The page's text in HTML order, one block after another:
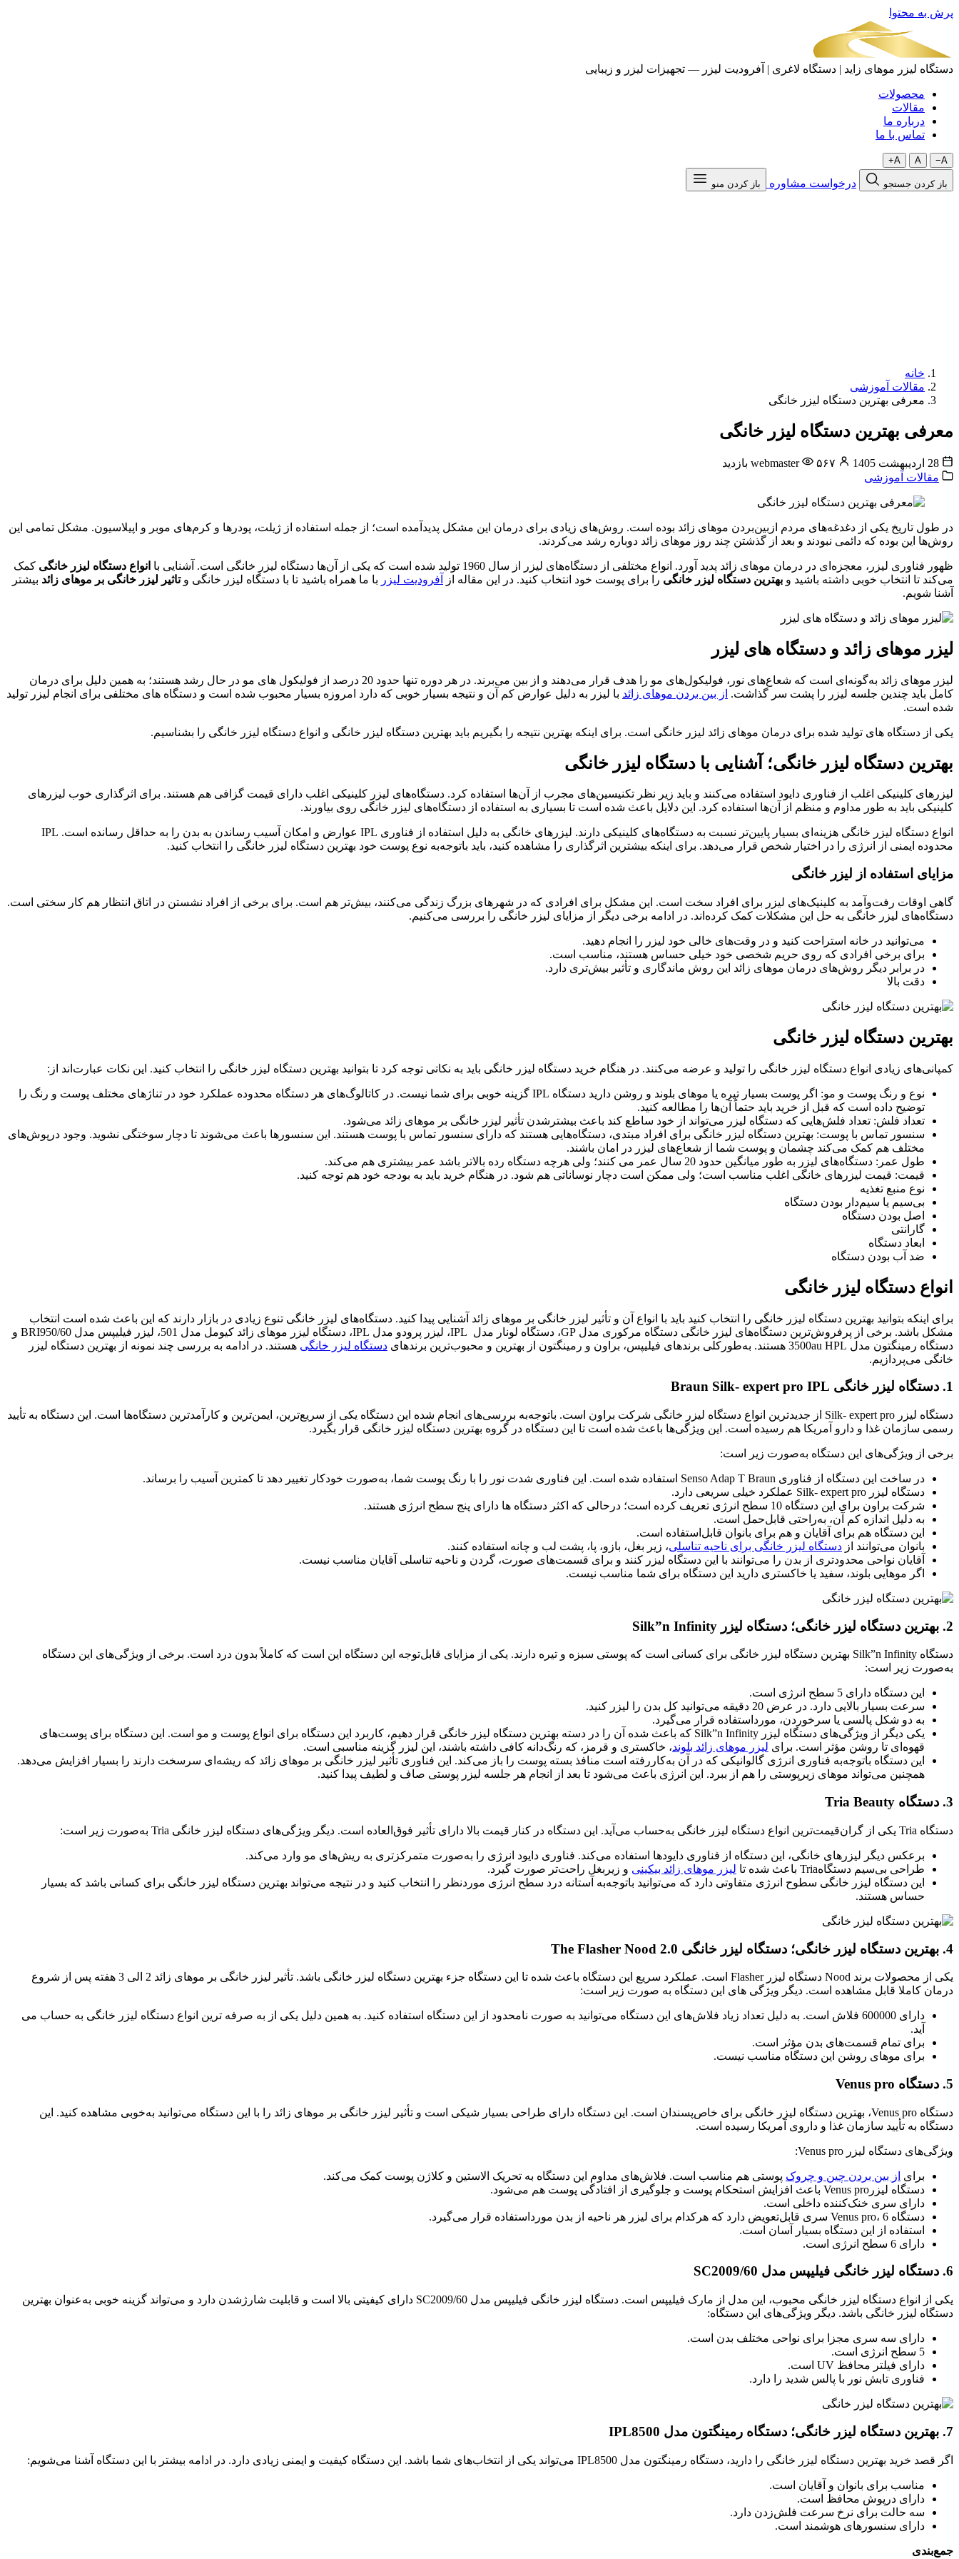
پرش به محتوا
دستگاه لیزر موهای زاید | دستگاه لاغری | آفرودیت لیزر — تجهیزات لیزر و زیبایی
محصولات
مقالات
درباره ما
تماس با ما
A−
A
A+
باز کردن جستجو درخواست مشاوره باز کردن منو
خانه
مقالات آموزشی
معرفی بهترین دستگاه لیزر خانگی
معرفی بهترین دستگاه لیزر خانگی
28 اردیبهشت 1405 webmaster
۵۶۷ بازدید
مقالات آموزشی
در طول تاریخ یکی از دغدغه‌های مردم ازبین‌بردن موهای زائد بوده است. روش‌های زیادی برای درمان این مشکل پدیدآمده است؛ از جمله استفاده از ژیلت، پودرها و کرم‌های موبر و اپیلاسیون. مشکل تمامی این
روش‌ها این بوده که دائمی نبودند و بعد از گذشتن چند روز موهای زائد دوباره رشد می‌کردند.
ظهور فناوری لیزر، معجزه‌ای در درمان موهای زائد پدید آورد. انواع مختلفی از دستگاه‌های لیزر از سال 1960 تولید شده است که یکی از آن‌ها دستگاه لیزر خانگی است. آشنایی با انواع دستگاه لیزر خانگی کمک
می‌کند تا انتخاب خوبی داشته باشید و بهترین دستگاه لیزر خانگی را برای پوست خود انتخاب کنید. در این مقاله از آفرودیت لیزر با ما همراه باشید تا با دستگاه لیزر خانگی وتاثیر لیزر خانگی بر موهای زائد بیشتر
آشنا شویم.
لیزر موهای زائد و دستگاه‌ های لیزر
لیزر موهای زائد به‌گونه‌ای است که شعاع‌های نور، فولیکول‌های مو را هدف قرار می‌دهند و از بین می‌برند. در هر دوره تنها حدود 20 درصد از فولیکول های مو در حال رشد هستند؛ به همین دلیل برای درمان
کامل باید چندین جلسه لیزر را پشت سر گذاشت. از بین بردن موهای زائد با لیزر به دلیل عوارض کم آن و نتیجه بسیار خوبی که دارد امروزه بسیار محبوب شده است و دستگاه های مختلفی برای انجام لیزر تولید
شده است.
یکی از دستگاه های تولید شده برای درمان موهای زائد لیزر خانگی است. برای اینکه بهترین نتیجه را بگیریم باید بهترین دستگاه لیزر خانگی و انواع دستگاه لیزر خانگی را بشناسیم.
بهترین دستگاه لیزر خانگی؛ آشنایی با دستگاه لیزر خانگی
لیزرهای کلینیکی اغلب از فناوری دایود استفاده می‌کنند و باید زیر نظر تکنیسین‌های مجرب از آن‌ها استفاده کرد. دستگاه‌های لیزر کلینیکی اغلب دارای قیمت گزافی هم هستند. برای اثرگذاری خوب لیزرهای
کلینیکی باید به طور مداوم و منظم از آن‌ها استفاده کرد. این دلایل باعث شده است تا بسیاری به استفاده از دستگاه‌های لیزر خانگی روی بیاورند.
انواع دستگاه لیزر خانگی هزینه‌ای بسیار پایین‌تر نسبت به دستگاه‌های کلینیکی دارند. لیزرهای خانگی به دلیل استفاده از فناوری IPL عوارض و امکان آسیب رساندن به بدن را به حداقل رسانده است. IPL
محدوده ایمنی از انرژی را در اختیار شخص قرار می‌دهد. برای اینکه بیشترین اثرگذاری را مشاهده کنید، باید باتوجه‌به نوع پوست خود بهترین دستگاه لیزر خانگی را انتخاب کنید.
مزایای استفاده از لیزر خانگی
گاهی اوقات رفت‌وآمد به کلینیک‌های لیزر برای افراد سخت است. این مشکل برای افرادی که در شهرهای بزرگ زندگی می‌کنند، بیش‌تر هم است. برای برخی از افراد نشستن در اتاق انتظار هم کار سختی است.
دستگاه‌های لیزر خانگی به حل این مشکلات کمک کرده‌اند. در ادامه برخی دیگر از مزایای لیزر خانگی را بررسی می‌کنیم.
می‌توانید در خانه استراحت کنید و در وقت‌های خالی خود لیزر را انجام دهید.
برای برخی افرادی که روی حریم شخصی خود خیلی حساس هستند، مناسب است.
در برابر دیگر روش‌های درمان موهای زائد این روش ماندگاری و تأثیر بیش‌تری دارد.
دقت بالا
بهترین دستگاه لیزر خانگی
کمپانی‌های زیادی انواع دستگاه لیزر خانگی را تولید و عرضه می‌کنند. در هنگام خرید دستگاه لیزر خانگی باید به نکاتی توجه کرد تا بتوانید بهترین دستگاه لیزر خانگی را انتخاب کنید. این نکات عبارت‌اند از:
نوع و رنگ پوست و مو: اگر پوست بسیار تیره یا موهای بلوند و روشن دارید دستگاه IPL گزینه خوبی برای شما نیست. در کاتالوگ‌های هر دستگاه محدوده عملکرد خود در تناژهای مختلف پوست و رنگ را
توضیح داده است که قبل از خرید باید حتماً آن‌ها را مطالعه کنید.
تعداد فلش: تعداد فلش‌هایی که دستگاه لیزر می‌تواند از خود ساطع کند باعث بیشترشدن تأثیر لیزر خانگی بر موهای زائد می‌شود.
سنسور تماس با پوست: بهترین دستگاه لیزر خانگی برای افراد مبتدی، دستگاه‌هایی هستند که دارای سنسور تماس با پوست هستند. این سنسورها باعث می‌شوند تا دچار سوختگی نشوید. وجود درپوش‌های
مختلف هم کمک می‌کند چشمان و پوست شما از شعاع‌های لیزر در امان باشند.
طول عمر: دستگاه‌های لیزر به طور میانگین حدود 20 سال عمر می کنند؛ ولی هرچه دستگاه رده بالاتر باشد عمر بیشتری هم می‌کند.
قیمت: قیمت لیزرهای خانگی اغلب مناسب است؛ ولی ممکن است دچار نوساناتی هم شود. در هنگام خرید باید به بودجه خود هم توجه کنید.
نوع منبع تغذیه
بی‌سیم یا سیم‌دار بودن دستگاه
اصل بودن دستگاه
گارانتی
ابعاد دستگاه
ضد آب بودن دستگاه
انواع دستگاه لیزر خانگی
برای اینکه بتوانید بهترین دستگاه لیزر خانگی را انتخاب کنید باید با انواع آن و تأثیر لیزر خانگی بر موهای زائد آشنایی پیدا کنید. دستگاه‌های لیزر خانگی تنوع زیادی در بازار دارند که این باعث شده است انتخاب
مشکل باشد. برخی از پرفروش‌ترین دستگاه‌های لیزر خانگی دستگاه مرکوری مدل GP، دستگاه لونار مدل IPL، لیزر پرودو مدل IPL، دستگاه لیزر موهای زائد کیومل مدل 501، لیزر فیلیپس مدل BRI950/60 و
دستگاه رمینگتون مدل 3500au HPL هستند. به‌طورکلی برندهای فیلیپس، براون و رمینگتون از بهترین و محبوب‌ترین برندهای
دستگاه لیزر خانگی هستند. در ادامه به بررسی چند نمونه از بهترین دستگاه لیزر
خانگی می‌پردازیم.
1. دستگاه لیزر خانگی Braun Silk- expert pro IPL
دستگاه لیزر Silk- expert pro از جدیدترین انواع دستگاه لیزر خانگی شرکت براون است. باتوجه‌به بررسی‌های انجام شده این دستگاه یکی از سریع‌ترین، ایمن‌ترین و کارآمدترین دستگاه‌ها است. این دستگاه به تأیید
رسمی سازمان غذا و دارو آمریکا هم رسیده است. این ویژگی‌ها باعث شده است تا این دستگاه در گروه بهترین دستگاه لیزر خانگی قرار بگیرد.
برخی از ویژگی‌های این دستگاه به‌صورت زیر است:
در ساخت این دستگاه از فناوری Senso Adap T Braun استفاده شده است. این فناوری شدت نور را با رنگ پوست شما، به‌صورت خودکار تغییر دهد تا کمترین آسیب را برساند.
دستگاه لیزر Silk- expert pro عملکرد خیلی سریعی دارد.
شرکت براون برای این دستگاه 10 سطح انرژی تعریف کرده است؛ درحالی که اکثر دستگاه ها دارای پنج سطح انرژی هستند.
به دلیل اندازه کم آن، به‌راحتی قابل‌حمل است.
این دستگاه هم برای آقایان و هم برای بانوان قابل‌استفاده است.
بانوان می‌توانند از دستگاه لیزر خانگی برای ناحیه تناسلی، زیر بغل، بازو، پا، پشت لب و چانه استفاده کنند.
آقایان نواحی محدودتری از بدن را می‌توانند با این دستگاه لیزر کنند و برای قسمت‌های صورت، گردن و ناحیه تناسلی آقایان مناسب نیست.
اگر موهایی بلوند، سفید یا خاکستری دارید این دستگاه برای شما مناسب نیست.
2. بهترین دستگاه لیزر خانگی؛ دستگاه لیزر Silk”n Infinity
دستگاه Silk”n Infinity بهترین دستگاه لیزر خانگی برای کسانی است که پوستی سبزه و تیره دارند. یکی از مزایای قابل‌توجه این دستگاه این است که کاملاً بدون درد است. برخی از ویژگی‌های این دستگاه
به‌صورت زیر است:
این دستگاه دارای 5 سطح انرژی است.
سرعت بسیار بالایی دارد. در عرض 20 دقیقه می‌توانید کل بدن را لیزر کنید.
به دو شکل پالسی یا سرخوردن، مورداستفاده قرار می‌گیرد.
یکی دیگر از ویژگی‌های دستگاه لیزر Silk”n Infinity که باعث شده آن را در دسته بهترین دستگاه لیزر خانگی قرار دهیم، کاربرد این دستگاه برای انواع پوست و مو است. این دستگاه برای پوست‌های
قهوه‌ای تا روشن مؤثر است. برای لیزر موهای زائد بلوند، خاکستری و قرمز، که رنگ‌دانه کافی داشته باشند، این لیزر گزینه مناسبی است.
این دستگاه باتوجه‌به فناوری انرژی گالوانیکی که در آن به‌کاررفته است منافذ بسته پوست را باز می‌کند. این فناوری تأثیر لیزر خانگی بر موهای زائد که ریشه‌ای سرسخت دارند را بسیار افزایش می‌دهد.
همچنین می‌تواند موهای زیرپوستی را هم از ببرد. این انرژی باعث می‌شود تا بعد از انجام هر جلسه لیزر پوستی صاف و لطیف پیدا کنید.
3. دستگاه Tria Beauty
دستگاه Tria یکی از گران‌قیمت‌ترین انواع دستگاه لیزر خانگی به‌حساب می‌آید. این دستگاه در کنار قیمت بالا دارای تأثیر فوق‌العاده است. دیگر ویژگی‌های دستگاه لیزر خانگی Tria به‌صورت زیر است:
برعکس دیگر لیزرهای خانگی، این دستگاه از فناوری دایودها استفاده می‌کند. فناوری دایود انرژی را به‌صورت متمرکزتری به ریش‌های مو وارد می‌کند.
طراحی بی‌سیم دستگاهTria باعث شده تا
لیزر موهای زائد بیکینی و زیربغل راحت‌تر صورت گیرد.
این دستگاه لیزر خانگی سطوح انرژی متفاوتی دارد که می‌توانید باتوجه‌به آستانه درد سطح انرژی موردنظر را انتخاب کنید و در نتیجه می‌تواند بهترین دستگاه لیزر خانگی برای کسانی باشد که بسیار
حساس هستند.
4. بهترین دستگاه لیزر خانگی؛ دستگاه لیزر خانگی The Flasher Nood 2.0
یکی از محصولات برند Nood دستگاه لیزر Flasher است. عملکرد سریع این دستگاه باعث شده تا این دستگاه جزء بهترین دستگاه لیزر خانگی باشد. تأثیر لیزر خانگی بر موهای زائد 2 الی 3 هفته پس از شروع
درمان کاملا قابل مشاهده است. دیگر ویژگی های این دستگاه به صورت زیر است:
دارای 600000 فلاش است. به دلیل تعداد زیاد فلاش‌های این دستگاه می‌توانید به صورت نامحدود از این دستگاه استفاده کنید. به همین دلیل یکی از به صرفه ترین انواع دستگاه لیزر خانگی به حساب می
آید.
برای تمام قسمت‌های بدن مؤثر است.
برای موهای روشن این دستگاه مناسب نیست.
5. دستگاه Venus pro
دستگاه Venus pro، بهترین دستگاه لیزر خانگی برای خاص‌پسندان است. این دستگاه دارای طراحی بسیار شیکی است و تأثیر لیزر خانگی بر موهای زائد را با این دستگاه می‌توانید به‌خوبی مشاهده کنید. این
دستگاه به تأیید سازمان غذا و داروی آمریکا رسیده است.
ویژگی‌های دستگاه لیزر Venus pro:
برای از بین بردن چین‌ و چروک‌ پوستی هم مناسب است. فلاش‌های مداوم این دستگاه به تحریک الاستین و کلاژن پوست کمک می‌کند.
دستگاه لیزرVenus pro باعث افزایش استحکام پوست و جلوگیری از افتادگی پوست هم می‌شود.
دارای سری خنک‌کننده داخلی است.
دستگاه Venus pro، 6 سری قابل‌تعویض دارد که هرکدام برای لیزر هر ناحیه از بدن مورداستفاده قرار می‌گیرد.
استفاده از این دستگاه بسیار آسان است.
دارای 6 سطح انرژی است.
6. دستگاه لیزر خانگی فیلیپس مدل SC2009/60
یکی از انواع دستگاه لیزر خانگی محبوب، این مدل از مارک فیلیپس است. دستگاه لیزر خانگی فیلیپس مدل SC2009/60 دارای کیفیتی بالا است و قابلیت شارژشدن دارد و می‌تواند گزینه خوبی به‌عنوان بهترین
دستگاه لیزر خانگی باشد. دیگر ویژگی‌های این دستگاه:
دارای سه سری مجزا برای نواحی مختلف بدن است.
5 سطح انرژی است.
دارای فیلتر محافظ UV است.
فناوری تابش نور با پالس شدید را دارد.
7. بهترین دستگاه لیزر خانگی؛ دستگاه رمینگتون مدل IPL8500
اگر قصد خرید بهترین دستگاه لیزر خانگی را دارید، دستگاه رمینگتون مدل IPL8500 می‌تواند یکی از انتخاب‌های شما باشد. این دستگاه کیفیت و ایمنی زیادی دارد. در ادامه بیشتر با این دستگاه آشنا می‌شویم:
مناسب برای بانوان و آقایان است.
دارای درپوش محافظ است.
سه حالت برای نرخ سرعت فلش‌زدن دارد.
دارای سنسورهای هوشمند است.
جمع‌بندی